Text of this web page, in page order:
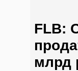
FLB:
млрд